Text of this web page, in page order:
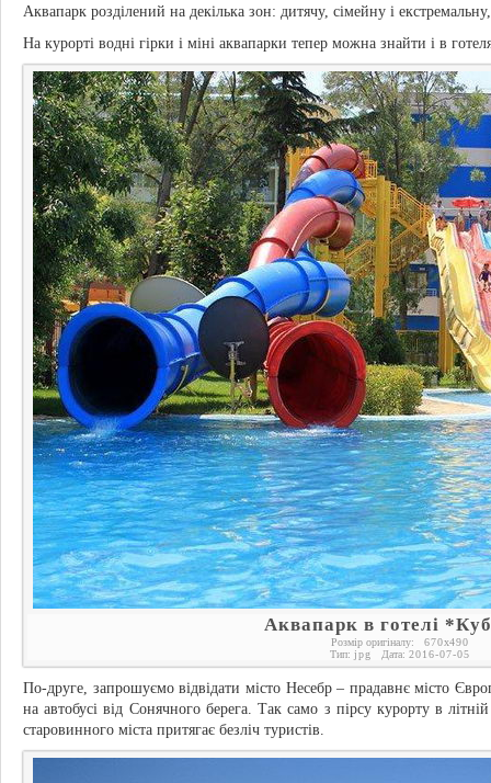
Аквапарк розділений на декілька зон: дитячу, сімейну і
На курорті водні гірки і міні аквапарки тепер можна знайти і в
Аквапарк в готелі
Розмір оригіналу: 670x490
Тип: jpg Дата: 2016-07-05
По-друге, запрошуємо відвідати місто Несебр – прадавнє місто
на автобусі від Сонячного берега. Так само з пірсу курорту в
старовинного міста притягає безліч туристів.